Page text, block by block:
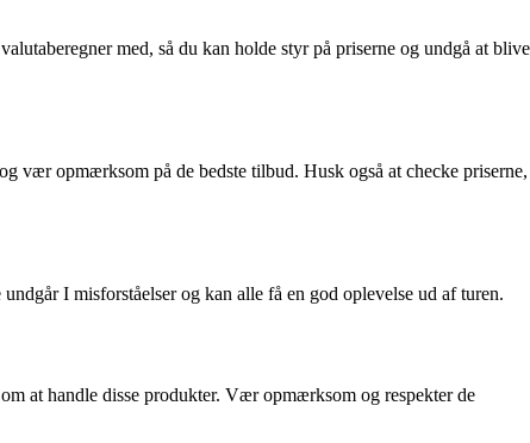
med, så du kan holde styr på priserne og undgå at blive
vær opmærksom på de bedste tilbud. Husk også at checke priserne,
I misforståelser og kan alle få en god oplevelse ud af turen.
at handle disse produkter. Vær opmærksom og respekter de